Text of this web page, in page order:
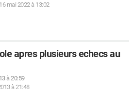
16 mai 2022 à 13:02
apres plusieurs echecs au
à 20:59
à 21:48